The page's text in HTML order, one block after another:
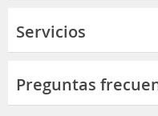
Servicios
Preguntas